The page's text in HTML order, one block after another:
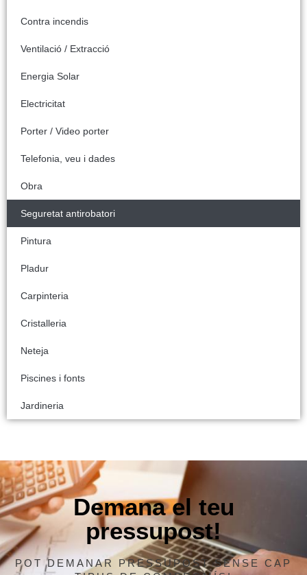
Contra incendis
Ventilació / Extracció
Energia Solar
Electricitat
Porter / Video porter
Telefonia, veu i dades
Obra
Seguretat antirobatori
Pintura
Pladur
Carpinteria
Cristalleria
Neteja
Piscines i fonts
Jardineria
Demana el teu
pressupost!
POT DEMANAR PRESSUPOST SENSE CAP